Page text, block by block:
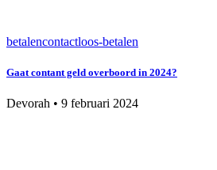
betalencontactloos-betalen
Gaat contant geld overboord in 2024?
Devorah • 9 februari 2024